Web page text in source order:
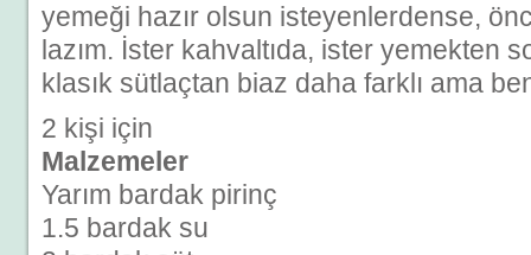
yemeği hazır olsun isteyenlerdense,
lazım. İster kahvaltıda, ister yemekten
klasık sütlaçtan biaz daha farklı ama
2 kişi için
Malzemeler
Yarım bardak pirinç
1.5 bardak su